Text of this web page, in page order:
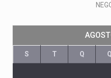
S T Q Q